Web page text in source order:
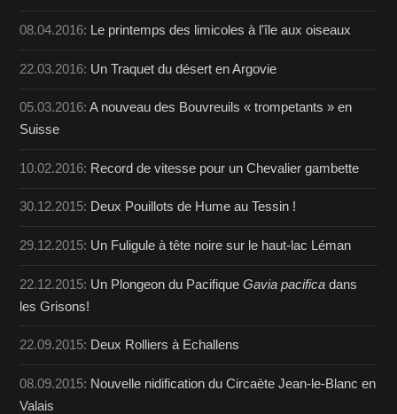
08.04.2016: Le printemps des limicoles à l'île aux oiseaux
22.03.2016: Un Traquet du désert en Argovie
05.03.2016:A nouveau des Bouvreuils « trompetants » en
Suisse
10.02.2016: Record de vitesse pour un Chevalier gambette
30.12.2015: Deux Pouillots de Hume au Tessin !
29.12.2015: Un Fuligule à tête noire sur le haut-lac Léman
22.12.2015: Un Plongeon du PacifiqueGavia pacifica dans
les Grisons!
22.09.2015: Deux Rolliers à Echallens
08.09.2015: Nouvelle nidification du Circaète Jean-le-Blanc en
Valais